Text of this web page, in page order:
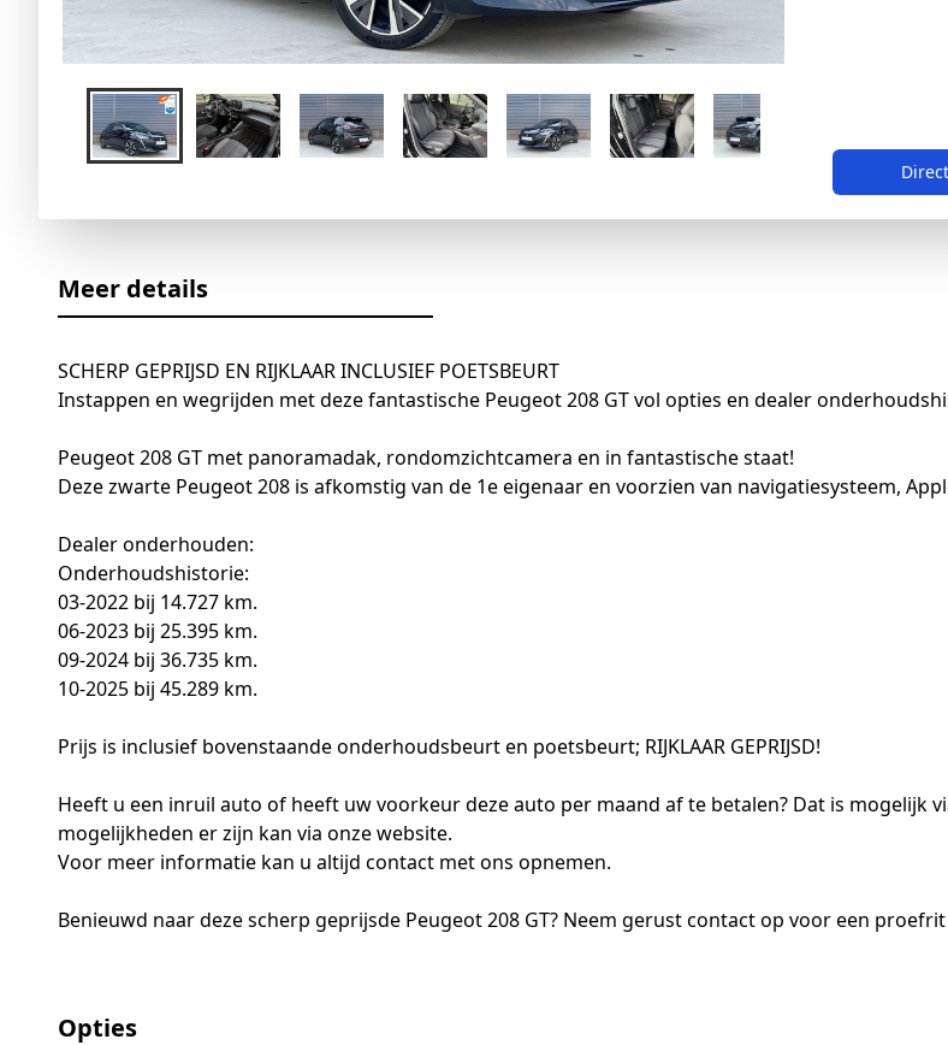
Meer details
SCHERP GEPRIJSD EN RIJKLAAR INCLUSIEF POETSBEURT
Instappen en wegrijden met deze fantastische Peugeot 208 GT vol opties en dealer
Peugeot 208 GT met panoramadak, rondomzichtcamera en in fantastische staat!
Deze zwarte Peugeot 208 is afkomstig van de 1e eigenaar en voorzien van navigatiesysteem,
Dealer onderhouden:
Onderhoudshistorie:
03-2022 bij 14.727 km.
06-2023 bij 25.395 km.
09-2024 bij 36.735 km.
10-2025 bij 45.289 km.
Prijs is inclusief bovenstaande onderhoudsbeurt en poetsbeurt; RIJKLAAR GEPRIJSD!
Heeft u een inruil auto of heeft uw voorkeur deze auto per maand af te betalen? Dat is mogelijk
mogelijkheden er zijn kan via onze website.
Voor meer informatie kan u altijd contact met ons opnemen.
Benieuwd naar deze scherp geprijsde Peugeot 208 GT? Neem gerust contact op voor een
Opties